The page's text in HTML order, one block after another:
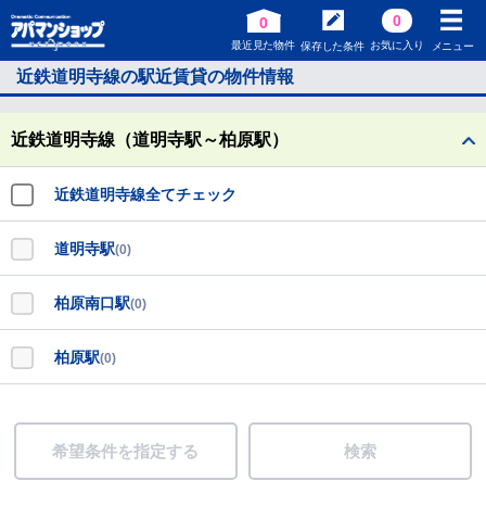
0
最近見た物件 保存した条件
0
お気に入り メニュー
近鉄道明寺線の駅近賃貸の物件情報
近鉄道明寺線（道明寺駅～柏原駅）
近鉄道明寺線全てチェック
道明寺駅(0)
柏原南口駅(0)
柏原駅(0)
希望条件を指定する 検索